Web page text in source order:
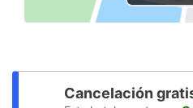
Cancelación